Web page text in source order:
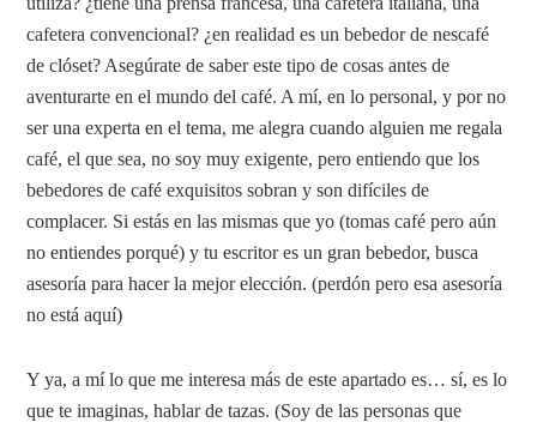
cafetera convencional? ¿en realidad es un bebedor de nescafé
de clóset? Asegúrate de saber este tipo de cosas antes de
aventurarte en el mundo del café. A mí, en lo personal, y por no
ser una experta en el tema, me alegra cuando alguien me regala
café, el que sea, no soy muy exigente, pero entiendo que los
bebedores de café exquisitos sobran y son difíciles de
complacer. Si estás en las mismas que yo (tomas café pero aún
no entiendes porqué) y tu escritor es un gran bebedor, busca
asesoría para hacer la mejor elección. (perdón pero esa asesoría
no está aquí)
Y ya, a mí lo que me interesa más de este apartado es… sí, es lo
que te imaginas, hablar de tazas. (Soy de las personas que